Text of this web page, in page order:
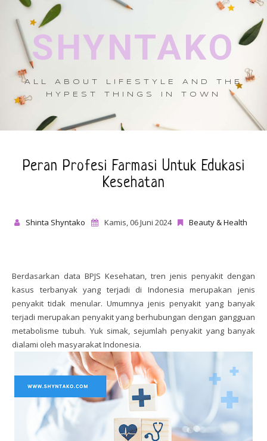
SHYNTAKO
ALL ABOUT LIFESTYLE AND THE
HYPEST THINGS IN TOWN
Peran Profesi Farmasi Untuk Edukasi
Kesehatan
Shinta Shyntako Kamis, 06 Juni 2024 Beauty & Health
Berdasarkan data BPJS Kesehatan, tren jenis penyakit dengan
kasus terbanyak yang terjadi di Indonesia merupakan jenis
penyakit tidak menular. Umumnya jenis penyakit yang banyak
terjadi merupakan penyakit yang berhubungan dengan gangguan
metabolisme tubuh. Yuk simak, sejumlah penyakit yang banyak
dialami oleh masyarakat Indonesia.